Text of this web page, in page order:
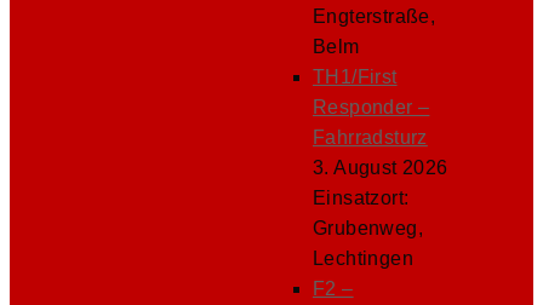
Engterstraße,
Belm
TH1/First
Responder –
Fahrradsturz
3. August 2026
Einsatzort:
Grubenweg,
Lechtingen
F2 –